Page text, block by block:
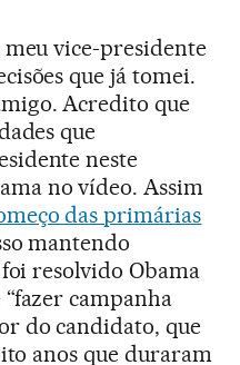
meu vice-presidente
que já tomei.
Acredito que
que
neste
no vídeo. Assim
das primárias
mantendo
resolvido Obama
campanha
do candidato, que
anos que duraram